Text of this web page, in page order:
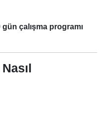
çalışma programı